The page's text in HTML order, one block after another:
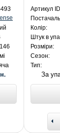
Артикул
Колір:
Штук в
Розміри:
Сезон:
Тип:
За